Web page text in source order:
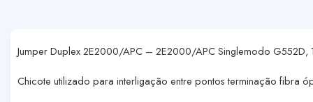
Jumper Duplex 2E2000/APC – 2E2000/APC Singlemodo G552D,
Chicote utilizado para interligação entre pontos terminação fibra